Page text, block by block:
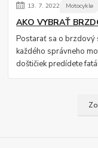
13. 7. 2022 Motocykle
AKO VYBRAŤ
Postarať sa o
každého správneho
doštičiek predídete